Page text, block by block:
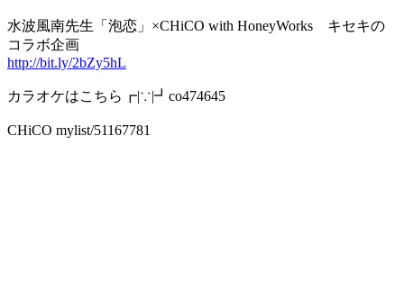
水波風南先生「泡恋」×CHiCO with HoneyWorks キセキの
コラボ企画
http://bit.ly/2bZy5hL
カラオケはこちら┏|∵|┛co474645
CHiCO mylist/51167781